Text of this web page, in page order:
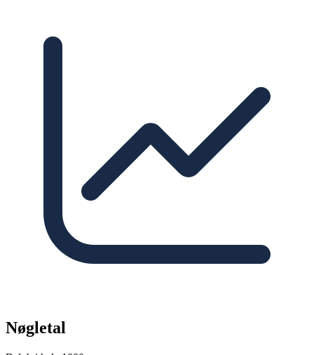
Nøgletal